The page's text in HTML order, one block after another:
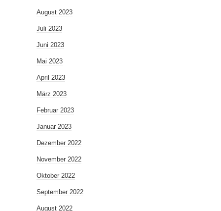
August 2023
Juli 2023
Juni 2023
Mai 2023
April 2023
März 2023
Februar 2023
Januar 2023
Dezember 2022
November 2022
Oktober 2022
September 2022
August 2022